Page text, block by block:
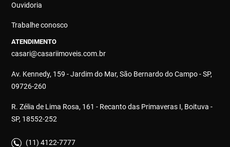
Ouvidoria
Trabalhe conosco
ATENDIMENTO
casari@casariimoveis.com.br
Av. Kennedy, 159 - Jardim do Mar, São Bernardo do Campo - SP,
09726-260
R. Zélia de Lima Rosa, 161 - Recanto das Primaveras I, Boituva -
SP, 18552-252
(11) 4122-7777